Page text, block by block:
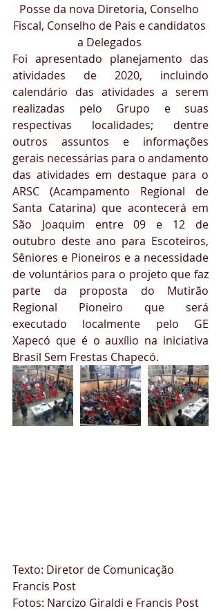
Posse da nova Diretoria, Conselho
Fiscal, Conselho de Pais e candidatos
a Delegados
Foi apresentado planejamento das
atividades de 2020, incluindo
calendário das atividades a serem
realizadas pelo Grupo e suas
respectivas localidades; dentre
outros assuntos e informações
gerais necessárias para o andamento
das atividades em destaque para o
ARSC (Acampamento Regional de
Santa Catarina) que acontecerá em
São Joaquim entre 09 e 12 de
outubro deste ano para Escoteiros,
Sêniores e Pioneiros e a necessidade
de voluntários para o projeto que faz
parte da proposta do Mutirão
Regional Pioneiro que será
executado localmente pelo GE
Xapecó que é o auxílio na iniciativa
Brasil Sem Frestas Chapecó.
Texto: Diretor de Comunicação
Francis Post
Fotos: Narcizo Giraldi e Francis Post